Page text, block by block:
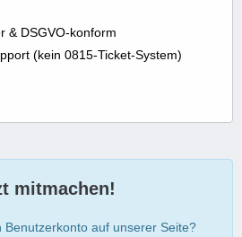
& DSGVO-konform
(kein 0815-Ticket-System)
mitmachen!
Benutzerkonto auf unserer Seite?